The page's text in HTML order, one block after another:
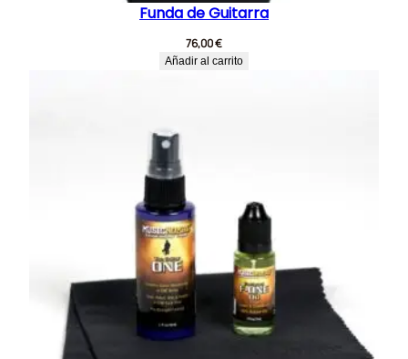
Funda de Guitarra
76,00€
Añadir al carrito